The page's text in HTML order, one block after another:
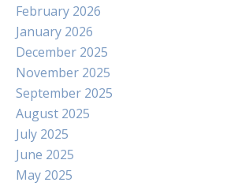
February 2026
January 2026
December 2025
November 2025
September 2025
August 2025
July 2025
June 2025
May 2025